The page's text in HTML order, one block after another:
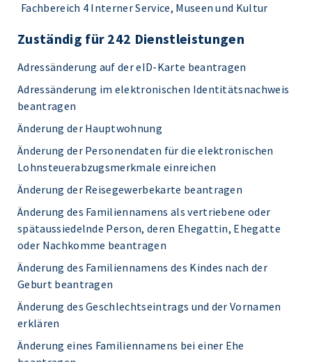
Fachbereich 4 Interner Service, Museen und Kultur
Zuständig für 242 Dienstleistungen
Adressänderung auf der eID-Karte beantragen
Adressänderung im elektronischen Identitätsnachweis
beantragen
Änderung der Hauptwohnung
Änderung der Personendaten für die elektronischen
Lohnsteuerabzugsmerkmale einreichen
Änderung der Reisegewerbekarte beantragen
Änderung des Familiennamens als vertriebene oder
spätaussiedelnde Person, deren Ehegattin, Ehegatte
oder Nachkomme beantragen
Änderung des Familiennamens des Kindes nach der
Geburt beantragen
Änderung des Geschlechtseintrags und der Vornamen
erklären
Änderung eines Familiennamens bei einer Ehe